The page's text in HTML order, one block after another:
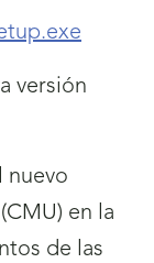
versión
nuevo
en la
de las